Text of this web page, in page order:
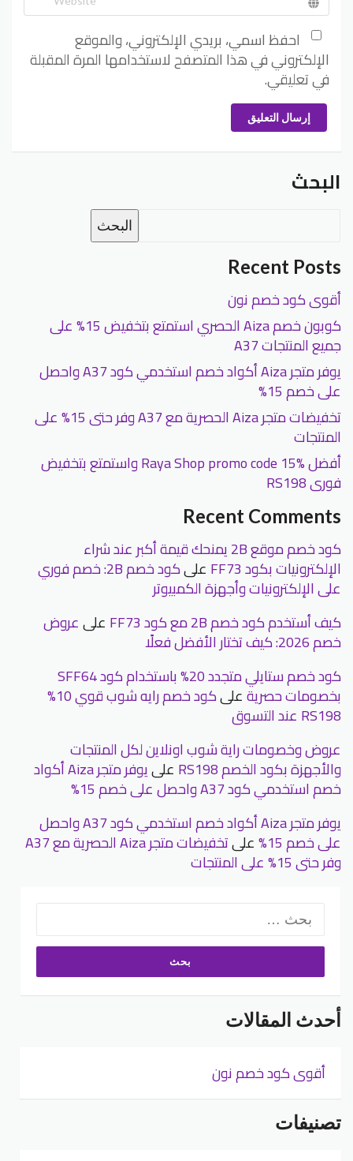
احفظ اسمي، بريدي الإلكتروني، والموقع
الإلكتروني في هذا المتصفح لاستخدامها المرة المقبلة
في تعليقي.
إرسال التعليق
البحث
البحث
Recent Posts
أقوى كود خصم نون
كوبون خصم Aiza الحصري استمتع بتخفيض 15% على
جميع المنتجات A37
يوفر متجر Aiza أكواد خصم استخدمي كود A37 واحصل
على خصم 15%
تخفيضات متجر Aiza الحصرية مع A37 وفر حتى 15% على
المنتجات
أفضل Raya Shop promo code 15% واستمتع بتخفيض
فورى RS198
Recent Comments
كود خصم موقع 2B يمنحك قيمة أكبر عند شراء
الإلكترونيات بكود FF73 على كود خصم 2B: خصم فوري
على الإلكترونيات وأجهزة الكمبيوتر
كيف أستخدم كود خصم 2B مع كود FF73
علىعروض
خصم 2026: كيف تختار الأفضل فعلًا
كود خصم ستايلي متجدد 20% باستخدام كود SFF64
بخصومات حصريةعلى كود خصم رايه شوب قوي 10%
RS198 عند التسوق
عروض وخصومات راية شوب اونلاين لكل المنتجات
والأجهزة بكود الخصم RS198 على يوفر متجر Aiza أكواد
خصم استخدمي كود A37 واحصل على خصم 15%
يوفر متجر Aiza أكواد خصم استخدمي كود A37 واحصل
على خصم 15% على تخفيضات متجر Aiza الحصرية مع A37
وفر حتى 15% على المنتجات
البحث
عن:
أحدث المقالات
أقوى كود خصم نون
تصنيفات